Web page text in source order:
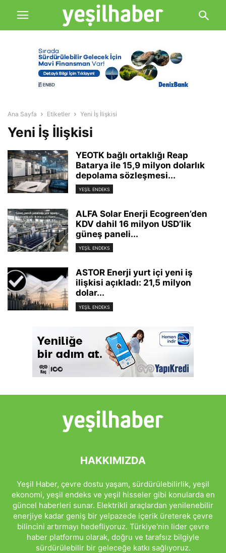
Ana Sayfa Etiketler Yeni İş İlişkisi
Yeni İş İlişkisi
YEOTK bağlı ortaklığı Reap
Batarya ile 15,9 milyon dolarlık
depolama sözleşmesi...
YEŞIL ENDEKS
ALFA Solar Enerji Ecogreen’den
KDV dahil 16 milyon USD’lik
güneş paneli...
YEŞIL ENDEKS
ASTOR Enerji yurt içi yeni iş
ilişkisi açıkladı: 21,5 milyon
dolar...
YEŞIL ENDEKS
HAKKIMIZDA
Yeşil Haber, çevre dostu yaşam, sürdürülebilirlik, yeşil
ekonomi, yeşil endeks ve yeşil hisseler gibi konularda en
güncel haberleri sunar. Elektrikli araçlardan yenilenebilir
enerjiye kadar geniş bir yelpazede içerik üreterek çevre
bilincini artırmayı hedefliyoruz. Türkiye'nin lider çevre
haber platformu olarak, doğru ve tarafsız bilgiyle
sürdürülebilir bir geleceğe katkı sağlıyoruz.